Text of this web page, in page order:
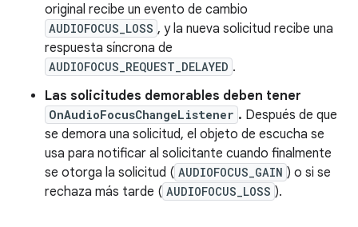
original recibe un evento de cambio
AUDIOFOCUS_LOSS , y la nueva solicitud recibe una
respuesta síncrona de
AUDIOFOCUS_REQUEST_DELAYED .
Las solicitudes demorables deben tener
OnAudioFocusChangeListener . Después de que
se demora una solicitud, el objeto de escucha se
usa para notificar al solicitante cuando finalmente
se otorga la solicitud ( AUDIOFOCUS_GAIN ) o si se
rechaza más tarde ( AUDIOFOCUS_LOSS ).